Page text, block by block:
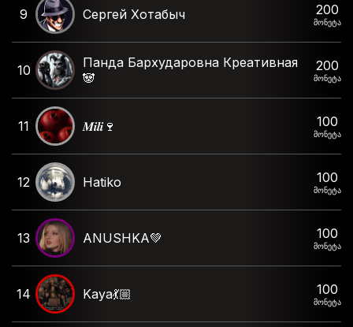
9 Сергей Хотабыч 200
მონეტა
10
Панда Бархударовна Креативная
🐼
200
მონეტა
11 𝑴𝒊𝒍𝒊🍷 100
მონეტა
12 Hatiko 100
მონეტა
13 ANUSHKA💚 100
მონეტა
14 Kaya💃🏼 100
მონეტა